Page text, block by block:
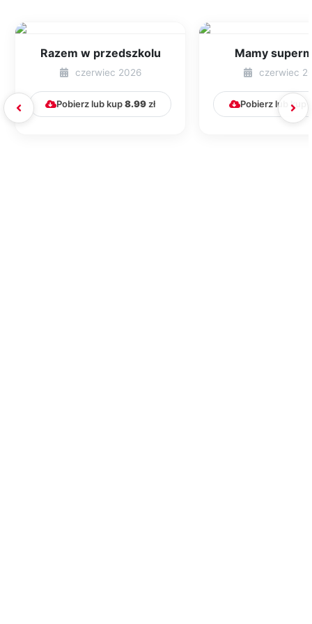
Razem w przedszkolu
czerwiec 2026
Pobierz lub kup8.99zł
Mamy
czerwiec
Pobierz lub kup